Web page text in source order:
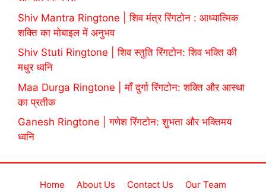
Shiv Mantra Ringtone | शिव मंत्र रिंगटोन : आध्यात्मिक
शक्ति का मोबाइल में अनुभव
Shiv Stuti Ringtone | शिव स्तुति रिंगटोन: शिव भक्ति की
मधुर ध्वनि
Maa Durga Ringtone | माँ दुर्गा रिंगटोन: शक्ति और आस्था
का प्रतीक
Ganesh Ringtone | गणेश रिंगटोन: शुभता और भक्तिमय
ध्वनि
Home About Us Contact Us Our Team